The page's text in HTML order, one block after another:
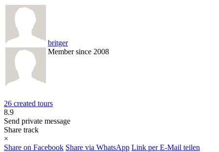
britger
Member since 2008
26 created tours
8.9
Send private message
Share track
×
Share on Facebook Share via WhatsApp Link per E-Mail teilen